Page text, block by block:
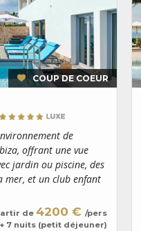
COUP DE COEUR
de
offrant une vue
jardin ou piscine, des
mer, et un club enfant
de 4200 € /pers
7 nuits (petit déjeuner)